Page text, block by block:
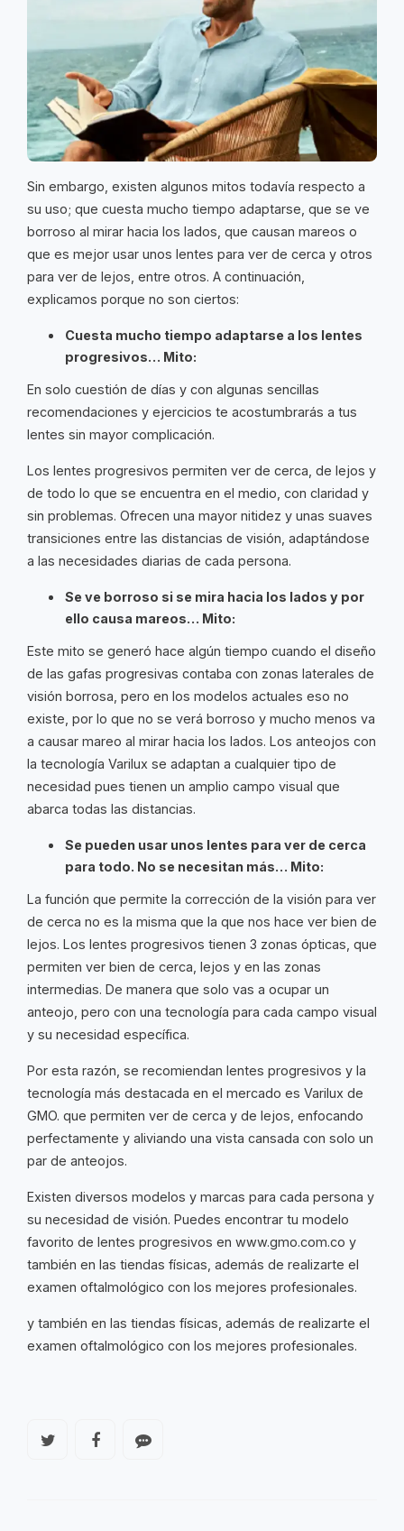
Sin embargo, existen algunos mitos todavía respecto a
su uso; que cuesta mucho tiempo adaptarse, que se ve
borroso al mirar hacia los lados, que causan mareos o
que es mejor usar unos lentes para ver de cerca y otros
para ver de lejos, entre otros. A continuación,
explicamos porque no son ciertos:
Cuesta mucho tiempo adaptarse a los lentes
progresivos… Mito:
En solo cuestión de días y con algunas sencillas
recomendaciones y ejercicios te acostumbrarás a tus
lentes sin mayor complicación.
Los lentes progresivos permiten ver de cerca, de lejos y
de todo lo que se encuentra en el medio, con claridad y
sin problemas. Ofrecen una mayor nitidez y unas suaves
transiciones entre las distancias de visión, adaptándose
a las necesidades diarias de cada persona.
Se ve borroso si se mira hacia los lados y por
ello causa mareos… Mito:
Este mito se generó hace algún tiempo cuando el diseño
de las gafas progresivas contaba con zonas laterales de
visión borrosa, pero en los modelos actuales eso no
existe, por lo que no se verá borroso y mucho menos va
a causar mareo al mirar hacia los lados. Los anteojos con
la tecnología Varilux se adaptan a cualquier tipo de
necesidad pues tienen un amplio campo visual que
abarca todas las distancias.
Se pueden usar unos lentes para ver de cerca
para todo. No se necesitan más… Mito:
La función que permite la corrección de la visión para ver
de cerca no es la misma que la que nos hace ver bien de
lejos. Los lentes progresivos tienen 3 zonas ópticas, que
permiten ver bien de cerca, lejos y en las zonas
intermedias. De manera que solo vas a ocupar un
anteojo, pero con una tecnología para cada campo visual
y su necesidad específica.
Por esta razón, se recomiendan lentes progresivos y la
tecnología más destacada en el mercado es Varilux de
GMO. que permiten ver de cerca y de lejos, enfocando
perfectamente y aliviando una vista cansada con solo un
par de anteojos.
Existen diversos modelos y marcas para cada persona y
su necesidad de visión. Puedes encontrar tu modelo
favorito de lentes progresivos en www.gmo.com.co y
también en las tiendas físicas, además de realizarte el
examen oftalmológico con los mejores profesionales.
y también en las tiendas físicas, además de realizarte el
examen oftalmológico con los mejores profesionales.